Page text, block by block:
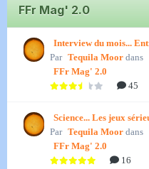
FFr Mag' 2.0
Interview du mois...
Par Tequila Moor dans
FFr Mag' 2.0
45
Science... Les jeux
Par Tequila Moor dans
FFr Mag' 2.0
16